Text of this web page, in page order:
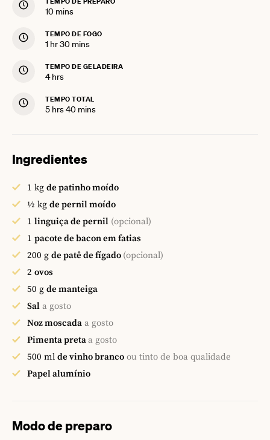
10minutes
mins
TEMPO DE FOGO
1hour
hr30minutes
mins
TEMPO DE GELADEIRA
4hours
hrs
TEMPO TOTAL
5hours
hrs40minutes
mins
Ingredientes
1 kg de patinho moído
½ kg de pernil moído
1 linguiça de pernil (opcional)
1 pacote de bacon em fatias
200 g de patê de fígado (opcional)
2 ovos
50 g de manteiga
Sal a gosto
Noz moscada a gosto
Pimenta pretaa gosto
500 ml de vinho branco ou tinto de boa qualidade
Papel alumínio
Modo de preparo